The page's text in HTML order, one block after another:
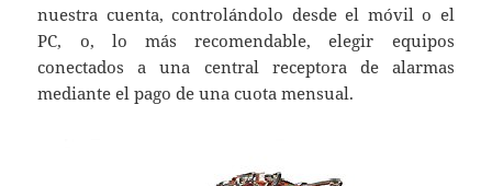
nuestra cuenta, controlándolo desde el móvil o el
PC, o, lo más recomendable, elegir equipos
conectados a una central receptora de alarmas
mediante el pago de una cuota mensual.